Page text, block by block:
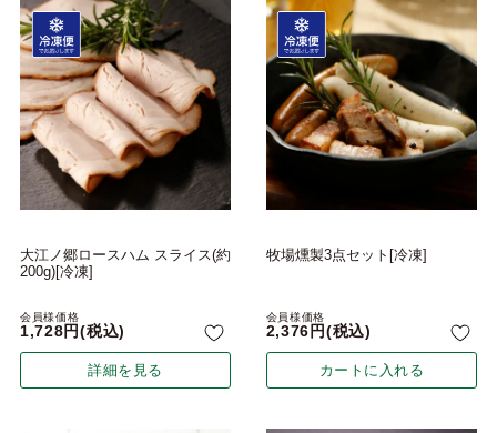
大江ノ郷ロースハム スライス(約
200g)[冷凍]
会員様価格
1,728 税込
詳細を見る
牧場燻製3点セット[冷凍]
会員様価格
2,376 税込
カートに入れる